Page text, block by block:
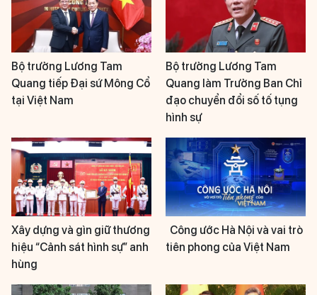
Bộ trưởng Lương Tam
Quang tiếp Đại sứ Mông Cổ
tại Việt Nam
Bộ trưởng Lương Tam
Quang làm Trưởng Ban Chỉ
đạo chuyển đổi số tố tụng
hình sự
Xây dựng và gìn giữ thương
hiệu “Cảnh sát hình sự” anh
hùng
Công ước Hà Nội và vai trò
tiên phong của Việt Nam